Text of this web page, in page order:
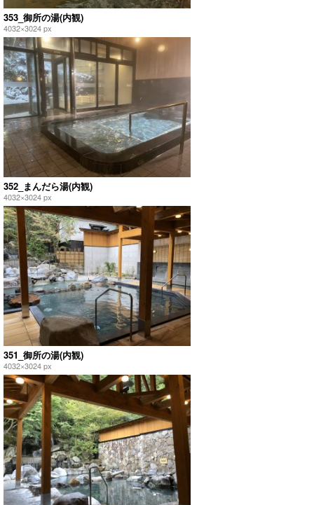
353_御所の湯(内観)
4032×3024 px
352_まんだら湯(内観)
4032×3024 px
351_御所の湯(内観)
4032×3024 px